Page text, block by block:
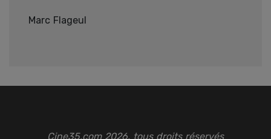
Marc Flageul
Cine35.com 2026, tous droits réservés